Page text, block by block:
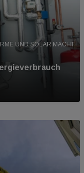
UND SOLAR MACHT